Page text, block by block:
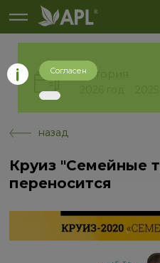
История
назад
Круиз "Семейные
переносится
Согласен